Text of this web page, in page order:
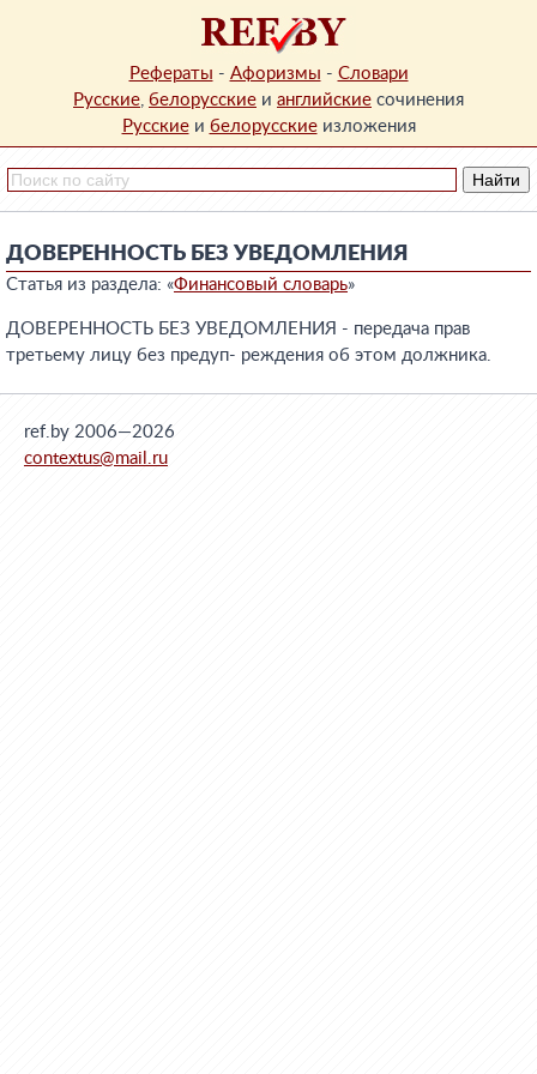
Рефераты - Афоризмы - Словари
Русские, белорусские и английские сочинения
Русскиеи белорусскиеизложения
ДОВЕРЕННОСТЬ БЕЗ УВЕДОМЛЕНИЯ
Статья из раздела: «Финансовый словарь»
ДОВЕРЕННОСТЬ БЕЗ УВЕДОМЛЕНИЯ - передача прав
третьему лицу без предуп- реждения об этом должника.
ref.by 2006—2026
contextus@mail.ru